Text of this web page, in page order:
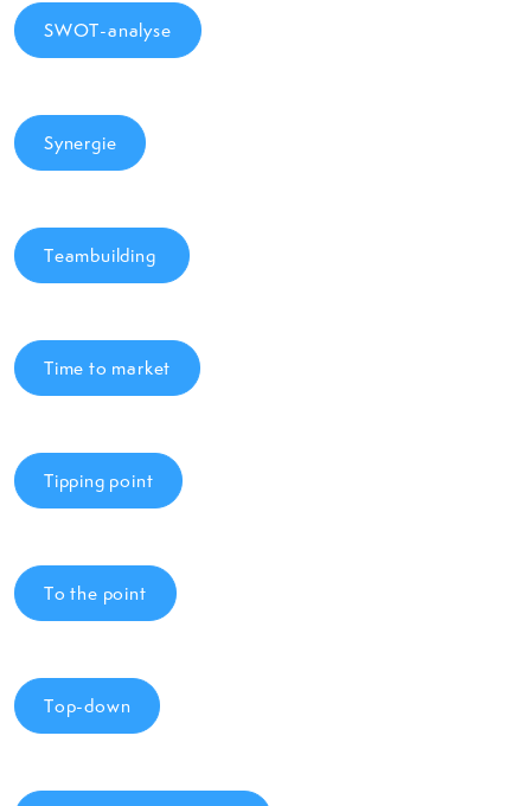
SWOT-analyse
Synergie
Teambuilding
Time to market
Tipping point
To the point
Top-down